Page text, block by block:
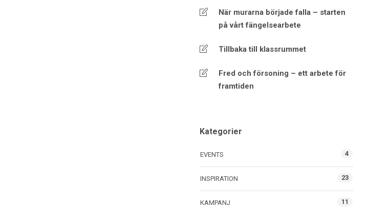
När murarna började falla – starten
på vårt fängelsearbete
Tillbaka till klassrummet
Fred och försoning – ett arbete för
framtiden
Kategorier
EVENTS 4
INSPIRATION 23
KAMPANJ 11